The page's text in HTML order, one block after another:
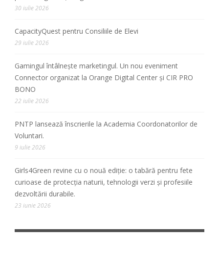
30 iulie 2026
CapacityQuest pentru Consiliile de Elevi
29 iulie 2026
Gamingul întâlnește marketingul. Un nou eveniment
Connector organizat la Orange Digital Center și CIR PRO
BONO
22 iulie 2026
PNTP lansează înscrierile la Academia Coordonatorilor de
Voluntari.
9 iulie 2026
Girls4Green revine cu o nouă ediție: o tabără pentru fete
curioase de protecția naturii, tehnologii verzi și profesiile
dezvoltării durabile.
23 iunie 2026